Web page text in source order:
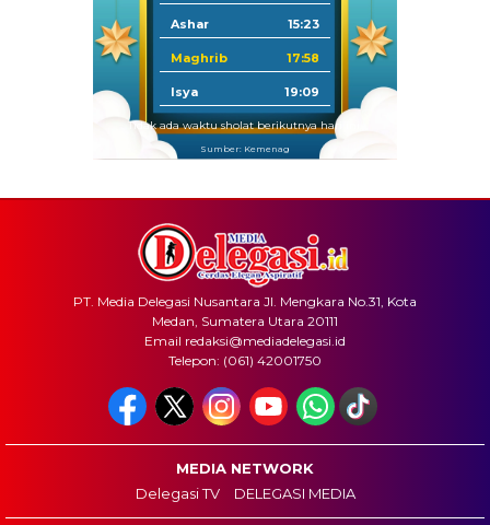
Ashar 15:23
Maghrib 17:58
Isya 19:09
Tidak ada waktu sholat berikutnya hari ini.
Sumber: Kemenag
PT. Media Delegasi Nusantara Jl. Mengkara No.31, Kota
Medan, Sumatera Utara 20111
Email redaksi@mediadelegasi.id
Telepon: (061) 42001750
MEDIA NETWORK
Delegasi TV
DELEGASI MEDIA